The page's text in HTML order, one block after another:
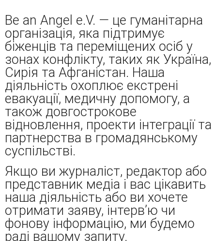
Be an Angel e.V. — це гуманітарна
організація, яка підтримує
біженців та переміщених осіб у
зонах конфлікту, таких як Україна,
Сирія та Афганістан. Наша
діяльність охоплює екстрені
евакуації, медичну допомогу, а
також довгострокове
відновлення, проекти інтеграції та
партнерства в громадянському
суспільстві.
Якщо ви журналіст, редактор або
представник медіа і вас цікавить
наша діяльність або ви хочете
отримати заяву, інтерв’ю чи
фонову інформацію, ми будемо
раді вашому запиту.